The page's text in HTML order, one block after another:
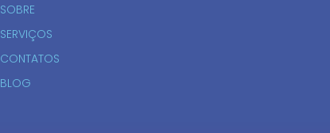
SOBRE
SERVIÇOS
CONTATOS
BLOG